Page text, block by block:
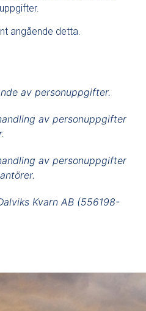
angående detta.
av personuppgifter.
av personuppgifter
av personuppgifter
Kvarn AB (556198-